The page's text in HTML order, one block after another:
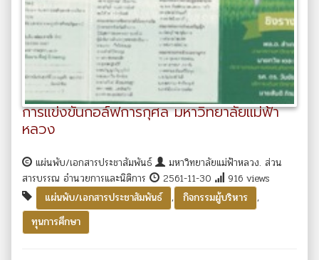
การแข่งขันกอล์ฟการกุศล มหาวิทยาลัยแม่ฟ้า
หลวง
แผ่นพับ/เอกสารประชาสัมพันธ์
มหาวิทยาลัยแม่ฟ้าหลวง. ส่วน
สารบรรณ อำนวยการและนิติการ
2561-11-30
916 views
แผ่นพับ/เอกสารประชาสัมพันธ์
, กิจกรรมผู้บริหาร
,
ทุนการศึกษา